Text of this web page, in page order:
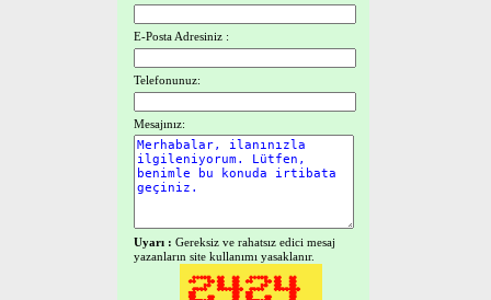
E-Posta Adresiniz :
Telefonunuz:
Mesajınız:
Uyarı : Gereksiz ve rahatsız edici mesaj
yazanların site kullanımı yasaklanır.